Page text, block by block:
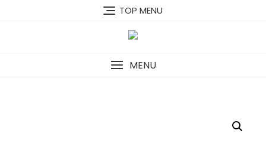
TOP MENU
MENU